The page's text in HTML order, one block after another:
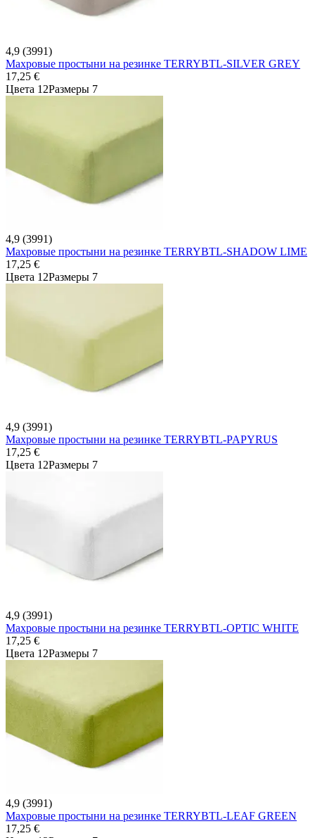
4,9 (3991)
Махровые простыни на резинке TERRYBTL-SILVER GREY
17,25 €
Цвета 12Размеры 7
4,9 (3991)
Махровые простыни на резинке TERRYBTL-SHADOW LIME
17,25 €
Цвета 12Размеры 7
4,9 (3991)
Махровые простыни на резинке TERRYBTL-PAPYRUS
17,25 €
Цвета 12Размеры 7
4,9 (3991)
Махровые простыни на резинке TERRYBTL-OPTIC WHITE
17,25 €
Цвета 12Размеры 7
4,9 (3991)
Махровые простыни на резинке TERRYBTL-LEAF GREEN
17,25 €